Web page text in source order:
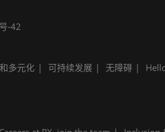
-42
多元化 可持续发展 无障碍